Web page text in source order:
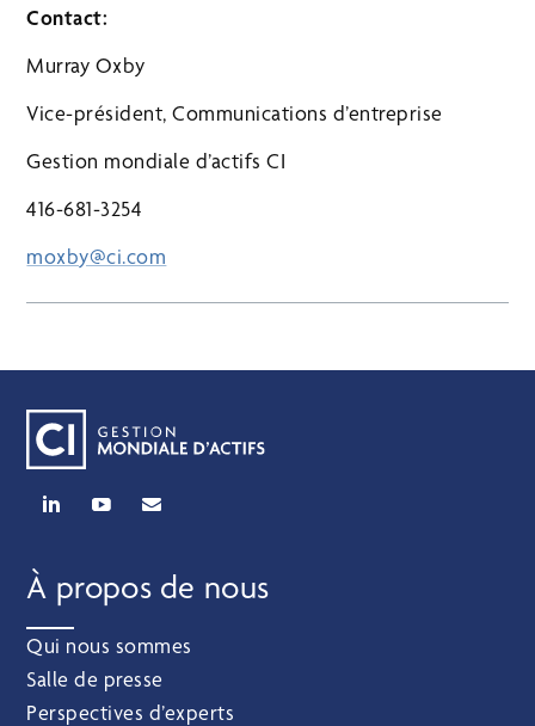
Contact:
Murray Oxby
Vice-président, Communications d’entreprise
Gestion mondiale d’actifs CI
416-681-3254
moxby@ci.com
À propos de nous
Qui nous sommes
Salle de presse
Perspectives d’experts